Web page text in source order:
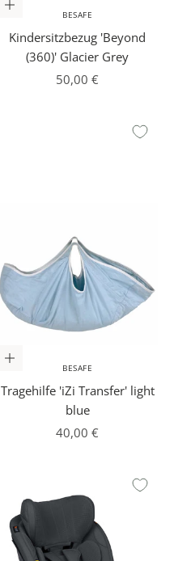
In den Warenkorb
BESAFE
Kindersitzbezug 'Beyond
(360)' Glacier Grey
Angebot
50,00 €
In den Warenkorb
BESAFE
Tragehilfe 'iZi Transfer' light
blue
Angebot
40,00 €